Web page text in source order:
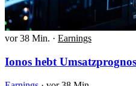
vor 38 Min. · Earnings
Ionos hebt